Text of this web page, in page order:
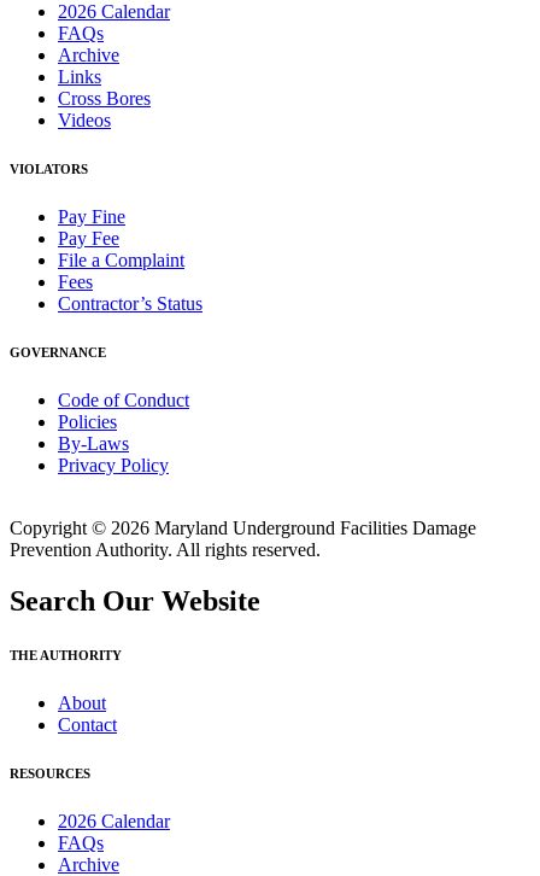
2026 Calendar
FAQs
Archive
Links
Cross Bores
Videos
VIOLATORS
Pay Fine
Pay Fee
File a Complaint
Fees
Contractor’s Status
GOVERNANCE
Code of Conduct
Policies
By-Laws
Privacy Policy
Copyright © 2026 Maryland Underground Facilities Damage
Prevention Authority. All rights reserved.
Search Our Website
THE AUTHORITY
About
Contact
RESOURCES
2026 Calendar
FAQs
Archive